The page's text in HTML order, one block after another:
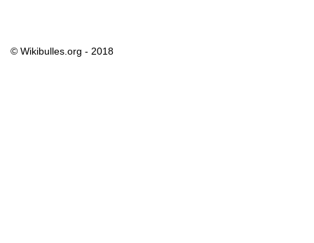
© Wikibulles.org - 2018